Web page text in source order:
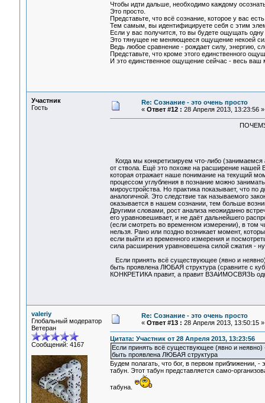
Чтобы идти дальше, необходимо каждому
Это просто.
Представьте, что всё сознание, которое у вас
Тем самым, вы идентифицируете себя с этим
Если у вас получится, то вы будете ощущать
Это тянущее не меняющееся ощущение некоей
Ведь любое сравнение - рождает силу, энергию,
Представьте, что кроме этого единственного
И это единственное ощущение сейчас - весь ваш
Участник
Гость
Re: Сознание - это очень просто
« Ответ #12 : 28 Апреля 2013, 13:23:56 »
Когда мы конкретизируем что-либо (занимаемся
от ствола. Ещё это похоже на расширение нашей
которая отражает наше понимание на текущий
процессом углубления в познание можно
мироустройства. Но практика показывает, что по
аналогичной. Это следствие так называемого
оказывается в нашем сознании, тем больше
Другими словами, рост анализа неожиданно
его уравновешивает, и не даёт дальнейшего
(если смотреть во временном измерении), в том
нельзя. Рано или поздно возникает момент,
если выйти из временного измерения и
сила расширения уравновешена силой сжатия -
Если принять всё существующее (явно и
быть проявлена ЛЮБАЯ структура (сравните с
КОНКРЕТИКА правит, а правит ВЗАИМОСВЯЗЬ
valeriy
Глобальный модератор
Ветеран
Сообщений: 4167
Re: Сознание - это очень просто
« Ответ #13 : 28 Апреля 2013, 13:50:15 »
Цитата: Участник от 28 Апреля 2013, 13:23:56
Если принять всё существующее (явно и неявно)
быть проявлена ЛЮБАЯ структура
Будем полагать, что бог, в первом приближении, -
табун. Этот табун представляется само-
табуна.